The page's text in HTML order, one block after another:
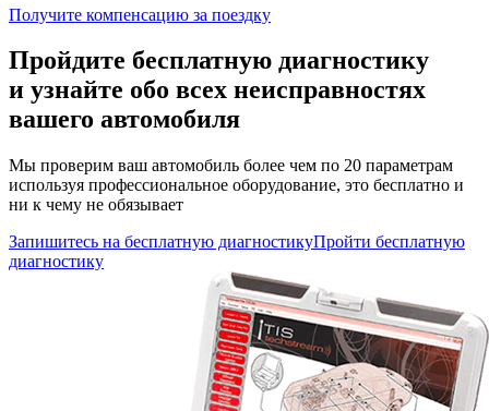
Получите компенсацию за поездку
Пройдите бесплатную диагностику
и узнайте обо всех неисправностях
вашего автомобиля
Мы проверим ваш автомобиль более чем по 20 параметрам
используя профессиональное оборудование, это бесплатно и
ни к чему не обязывает
Запишитесь на бесплатную диагностикуПройти бесплатную
диагностику